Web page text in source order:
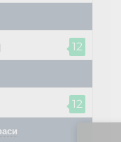
12
12